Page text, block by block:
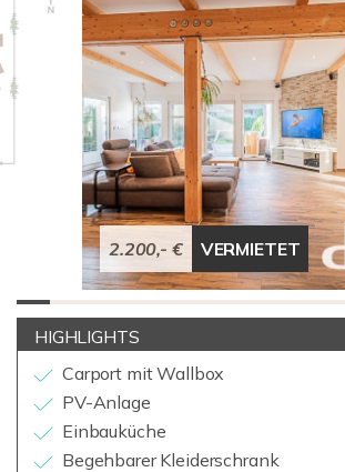
2.200,- € VERMIETET
HIGHLIGHTS
Carport mit Wallbox
PV-Anlage
Einbauküche
Begehbarer Kleiderschrank